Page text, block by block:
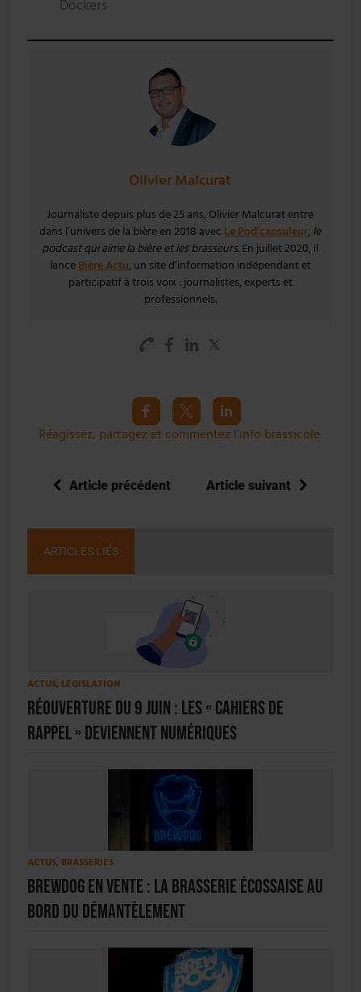
Dockers
Olivier Malcurat
Journaliste depuis plus de 25 ans, Olivier Malcurat entre
dans l’univers de la bière en 2018 avec Le Pod’capsuleur, le
podcast qui aime la bière et les brasseurs. En juillet 2020, il
lance Bière Actu, un site d’information indépendant et
participatif à trois voix : journalistes, experts et
professionnels.
Réagissez, partagez et commentez l’info brassicole.
Article précédent Article suivant
ARTICLES LIÉS
ACTUS, LÉGISLATION
Réouverture du 9 juin : les « cahiers de
rappel » deviennent numériques
ACTUS, BRASSERIES
BrewDog en vente : la brasserie écossaise au
bord du démantèlement